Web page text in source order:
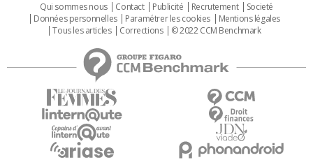
Qui sommes nous Contact Publicité Recrutement
Societé
Données personnelles
Paramétrer les cookies
Mentions légales
Tous les articles
Corrections © 2022 CCM Benchmark